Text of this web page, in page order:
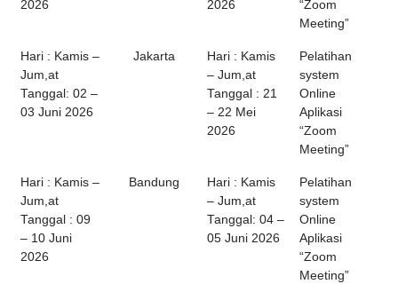
2026
2026
“Zoom
Meeting”
Hari : Kamis –
Jum,at
Tanggal: 02 –
03 Juni 2026
Jakarta
Hari : Kamis
– Jum,at
Tanggal : 21
– 22 Mei
2026
Pelatihan
system
Online
Aplikasi
“Zoom
Meeting”
Hari : Kamis –
Jum,at
Tanggal : 09
– 10 Juni
2026
Bandung
Hari : Kamis
– Jum,at
Tanggal: 04 –
05 Juni 2026
Pelatihan
system
Online
Aplikasi
“Zoom
Meeting”